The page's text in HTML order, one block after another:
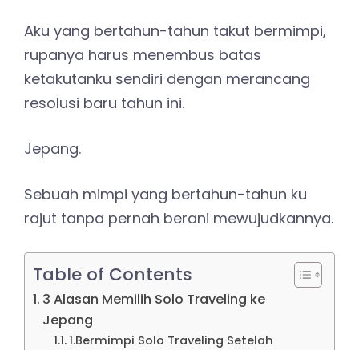
Aku yang bertahun-tahun takut bermimpi,
rupanya harus menembus batas
ketakutanku sendiri dengan merancang
resolusi baru tahun ini.
Jepang.
Sebuah mimpi yang bertahun-tahun ku
rajut tanpa pernah berani mewujudkannya.
Table of Contents
3 Alasan Memilih Solo Traveling ke
Jepang
1.Bermimpi Solo Traveling Setelah